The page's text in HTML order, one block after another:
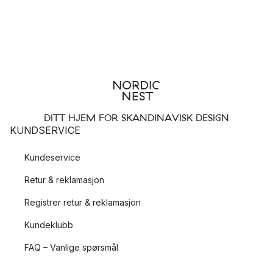
DITT HJEM FOR SKANDINAVISK DESIGN
KUNDSERVICE
Kundeservice
Retur & reklamasjon
Registrer retur & reklamasjon
Kundeklubb
FAQ – Vanlige spørsmål